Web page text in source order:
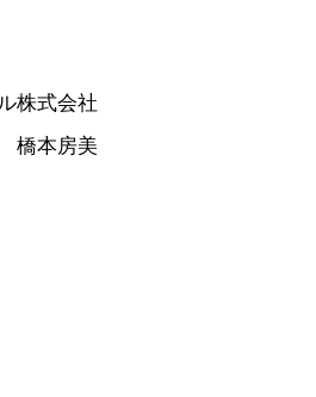
株式会社
橋本房美